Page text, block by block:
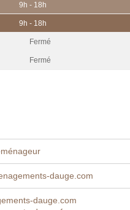
9h - 18h
9h - 18h
Fermé
Fermé
dauge.com
dauge.com